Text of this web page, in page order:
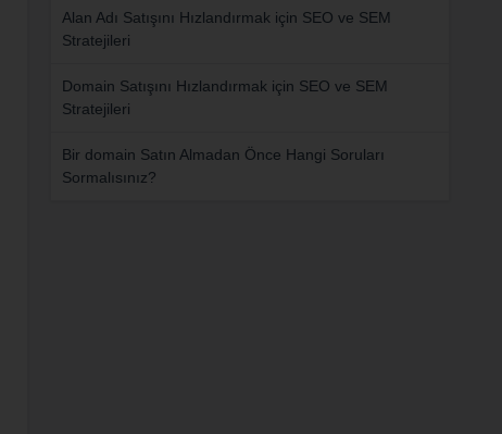
Alan Adı Satışını Hızlandırmak için SEO ve SEM
Stratejileri
Domain Satışını Hızlandırmak için SEO ve SEM
Stratejileri
Bir domain Satın Almadan Önce Hangi Soruları
Sormalısınız?